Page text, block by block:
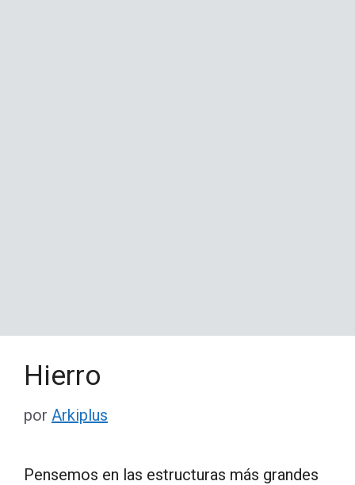
Hierro
por Arkiplus
Pensemos en las estructuras más grandes